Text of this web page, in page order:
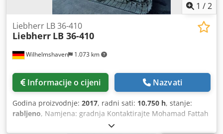
1 /2
Wilhelmshaven 1.073 km
Liebherr LB 36-410
Liebherr LB 36-410
Informacije o cijeni Nazvati
Godina proizvodnje: 2017, radni sati: 10.750 h, stanje:
rabljeno, Namjena: gradnja Kontaktirajte Mohamad Fattah
Ahmad za više informacija. Dkjdpjh Ty Anjfx Ahzjr - Pogon